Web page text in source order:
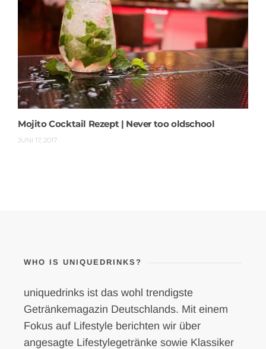
Mojito Cocktail Rezept | Never too oldschool
JUNI 17, 2017
WHO IS UNIQUEDRINKS?
uniquedrinks ist das wohl trendigste
Getränkemagazin Deutschlands. Mit einem
Fokus auf Lifestyle berichten wir über
angesagte Lifestylegetränke sowie Klassiker